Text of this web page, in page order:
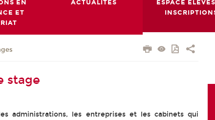
EN
ET
ACTUALITÉS
ESPACE
stage
administrations, les entreprises et les cabinets qui